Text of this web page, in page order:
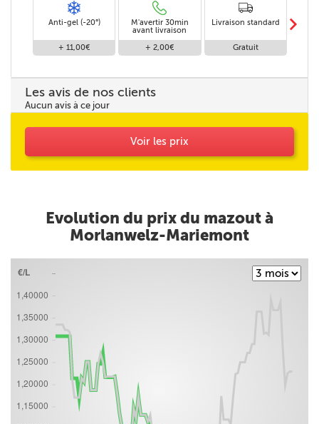
Anti-gel (-20°)
+ 11,00€
M'avertir 30min
avant livraison
+ 2,00€
Livraison standard
Gratuit
m
Les avis de nos clients
Aucun avis à ce jour
Voir les prix
Evolution du prix du mazout à
Morlanwelz-Mariemont